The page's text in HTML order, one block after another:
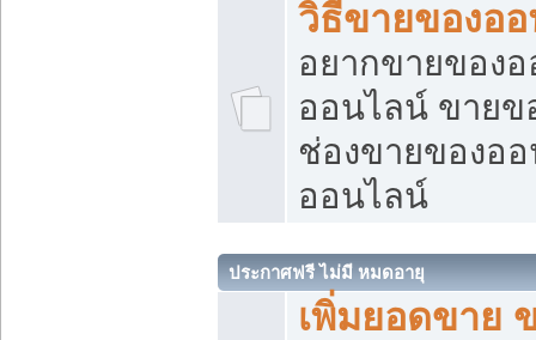
วิธีขายของอ
อยากขายของ
ออนไลน์ ขายข
ช่องขายของอ
ออนไลน์
ประกาศฟรี ไม่มี หมดอายุ
เพิ่มยอดขาย